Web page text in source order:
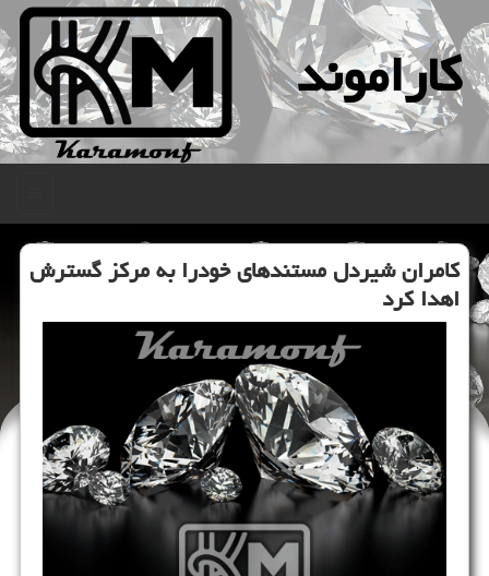
كاراموند
كامران شیردل مستندهای خودرا به مركز گسترش
اهدا كرد